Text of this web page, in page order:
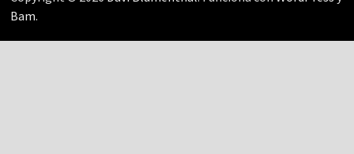
Bam.